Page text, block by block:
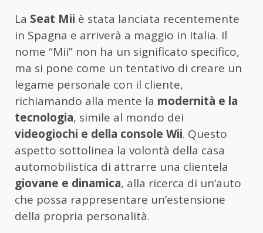
La Seat Mii è stata lanciata recentemente
in Spagna e arriverà a maggio in Italia. Il
nome “Mii” non ha un significato specifico,
ma si pone come un tentativo di creare un
legame personale con il cliente,
richiamando alla mente la modernità e la
tecnologia, simile al mondo dei
videogiochi e della console Wii. Questo
aspetto sottolinea la volontà della casa
automobilistica di attrarre una clientela
giovane e dinamica, alla ricerca di un’auto
che possa rappresentare un’estensione
della propria personalità.